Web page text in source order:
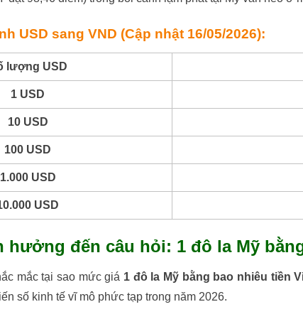
USD sang VND (Cập nhật 16/05/2026):
lượng USD
1 USD
10 USD
100 USD
1.000 USD
USD
hưởng đến câu hỏi: 1 đô la Mỹ
mắc tại sao mức giá 1 đô la Mỹ bằng bao nhiêu tiền
số kinh tế vĩ mô phức tạp trong năm 2026.